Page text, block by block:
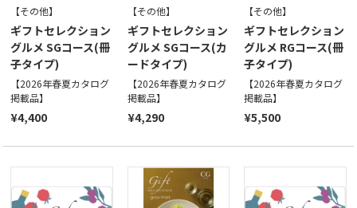
【その他】
ギフトセレクション
グルメ SGコース(冊
子タイプ)
【2026年春夏カタログ
掲載品】
¥4,400
【その他】
ギフトセレクション
グルメ SGコース(カ
ードタイプ)
【2026年春夏カタログ
掲載品】
¥4,290
【その他】
ギフトセレクション
グルメ RGコース(冊
子タイプ)
【2026年春夏カタログ
掲載品】
¥5,500